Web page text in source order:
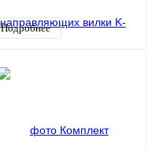
Подробнее